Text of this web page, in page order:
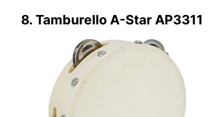
8. Tamburello A-Star AP3311